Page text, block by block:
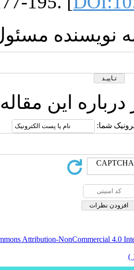
Creativeقابل بازنشر است.